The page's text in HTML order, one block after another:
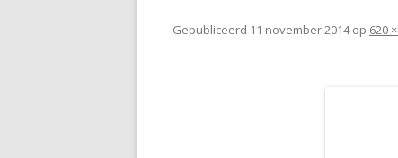
Gepubliceerd 11 november 2014op 620